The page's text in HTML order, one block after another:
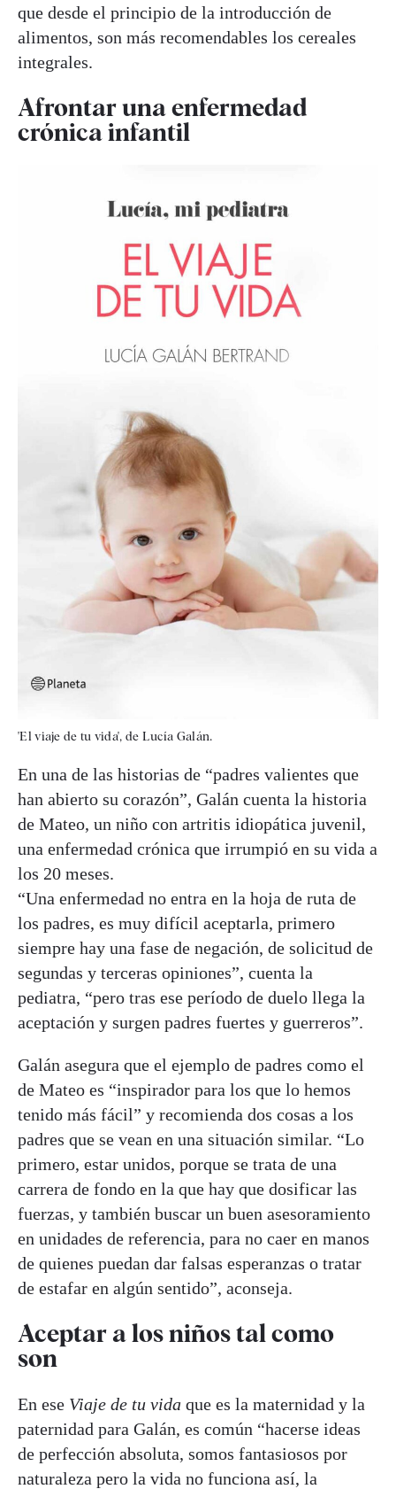
que desde el principio de la introducción de
alimentos, son más recomendables los cereales
integrales.
Afrontar una enfermedad
crónica infantil
'El viaje de tu vida', de Lucía Galán.
En una de las historias de “padres valientes que
han abierto su corazón”, Galán cuenta la historia
de Mateo, un niño con artritis idiopática juvenil,
una enfermedad crónica que irrumpió en su vida a
los 20 meses.
“Una enfermedad no entra en la hoja de ruta de
los padres, es muy difícil aceptarla, primero
siempre hay una fase de negación, de solicitud de
segundas y terceras opiniones”, cuenta la
pediatra, “pero tras ese período de duelo llega la
aceptación y surgen padres fuertes y guerreros”.
Galán asegura que el ejemplo de padres como el
de Mateo es “inspirador para los que lo hemos
tenido más fácil” y recomienda dos cosas a los
padres que se vean en una situación similar. “Lo
primero, estar unidos, porque se trata de una
carrera de fondo en la que hay que dosificar las
fuerzas, y también buscar un buen asesoramiento
en unidades de referencia, para no caer en manos
de quienes puedan dar falsas esperanzas o tratar
de estafar en algún sentido”, aconseja.
Aceptar a los niños tal como
son
En ese Viaje de tu vida que es la maternidad y la
paternidad para Galán, es común “hacerse ideas
de perfección absoluta, somos fantasiosos por
naturaleza pero la vida no funciona así, la